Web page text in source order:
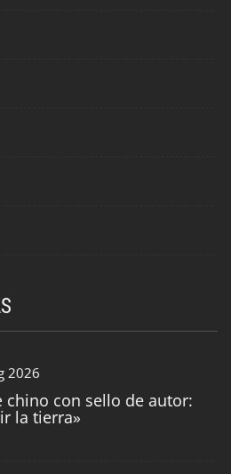
2026
chino con sello de autor:
la tierra»